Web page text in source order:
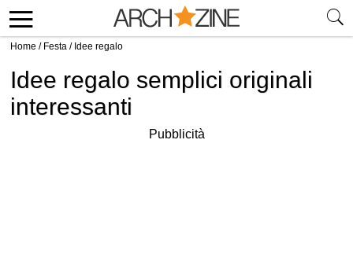
Home / Festa / Idee regalo
Idee regalo semplici originali
interessanti
Pubblicità